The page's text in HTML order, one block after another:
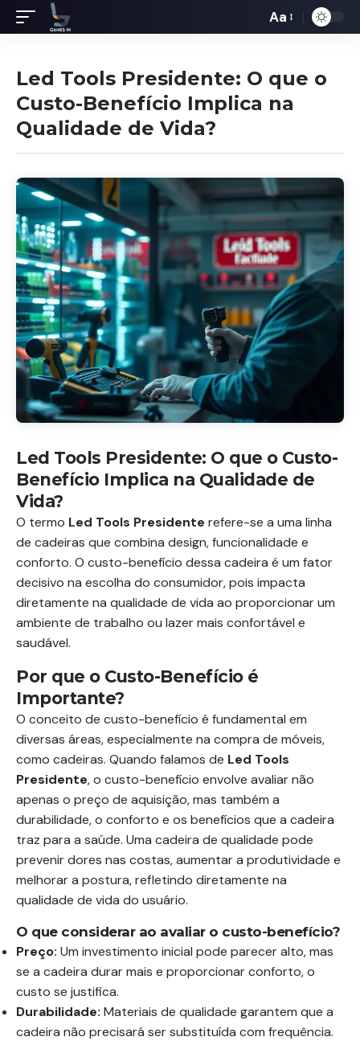
fontes
Aa
Led Tools Presidente: O que o
Custo-Benefício Implica na
Qualidade de Vida?
Led Tools Presidente: O que o Custo-
Benefício Implica na Qualidade de
Vida?
O termo Led Tools Presidente refere-se a uma linha
de cadeiras que combina design, funcionalidade e
conforto. O custo-benefício dessa cadeira é um fator
decisivo na escolha do consumidor, pois impacta
diretamente na qualidade de vida ao proporcionar um
ambiente de trabalho ou lazer mais confortável e
saudável.
Por que o Custo-Benefício é
Importante?
O conceito de custo-benefício é fundamental em
diversas áreas, especialmente na compra de móveis,
como cadeiras. Quando falamos de Led Tools
Presidente, o custo-benefício envolve avaliar não
apenas o preço de aquisição, mas também a
durabilidade, o conforto e os benefícios que a cadeira
traz para a saúde. Uma cadeira de qualidade pode
prevenir dores nas costas, aumentar a produtividade e
melhorar a postura, refletindo diretamente na
qualidade de vida do usuário.
O que considerar ao avaliar o custo-benefício?
Preço: Um investimento inicial pode parecer alto, mas
se a cadeira durar mais e proporcionar conforto, o
custo se justifica.
Durabilidade: Materiais de qualidade garantem que a
cadeira não precisará ser substituída com frequência.